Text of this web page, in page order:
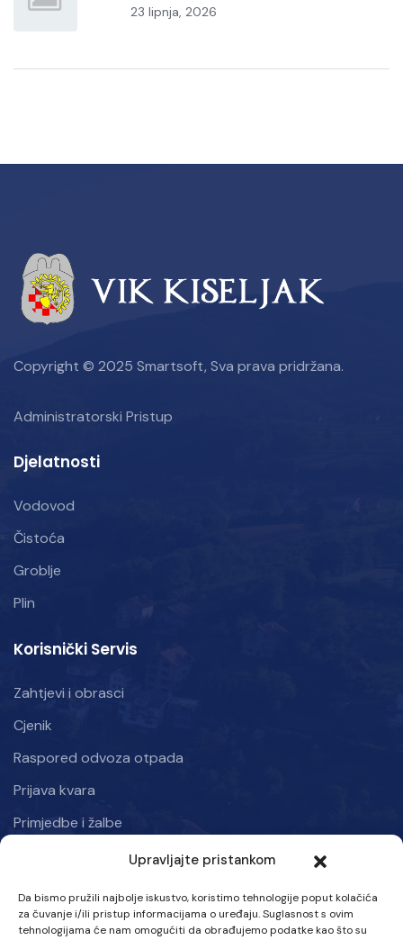
Upravljajte pristankom
Da bismo pružili najbolje iskustvo, koristimo tehnologije poput kolačića
za čuvanje i/ili pristup informacijama o uređaju. Suglasnost s ovim
tehnologijama će nam omogućiti da obrađujemo podatke kao što su
23 lipnja, 2026
Copyright © 2025 Smartsoft, Sva prava pridržana.
Administratorski Pristup
Djelatnosti
Vodovod
Čistoća
Groblje
Plin
Korisnički Servis
Zahtjevi i obrasci
Cjenik
Raspored odvoza otpada
Prijava kvara
Primjedbe i žalbe
Kraljice mira 50, Kiseljak 71250